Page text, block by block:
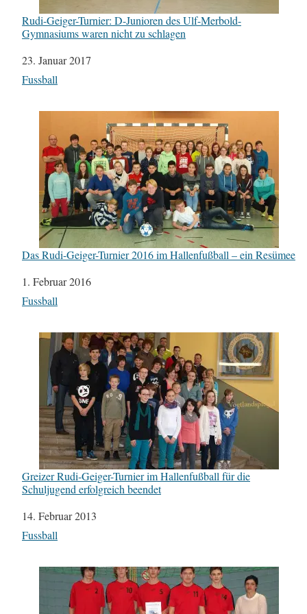
Rudi-Geiger-Turnier: D-Junioren des Ulf-Merbold-
Gymnasiums waren nicht zu schlagen
Datum
23. Januar 2017
In Bezug auf
Fussball
Das Rudi-Geiger-Turnier 2016 im Hallenfußball – ein Resümee
Datum
1. Februar 2016
In Bezug auf
Fussball
Greizer Rudi-Geiger-Turnier im Hallenfußball für die
Schuljugend erfolgreich beendet
Datum
14. Februar 2013
In Bezug auf
Fussball